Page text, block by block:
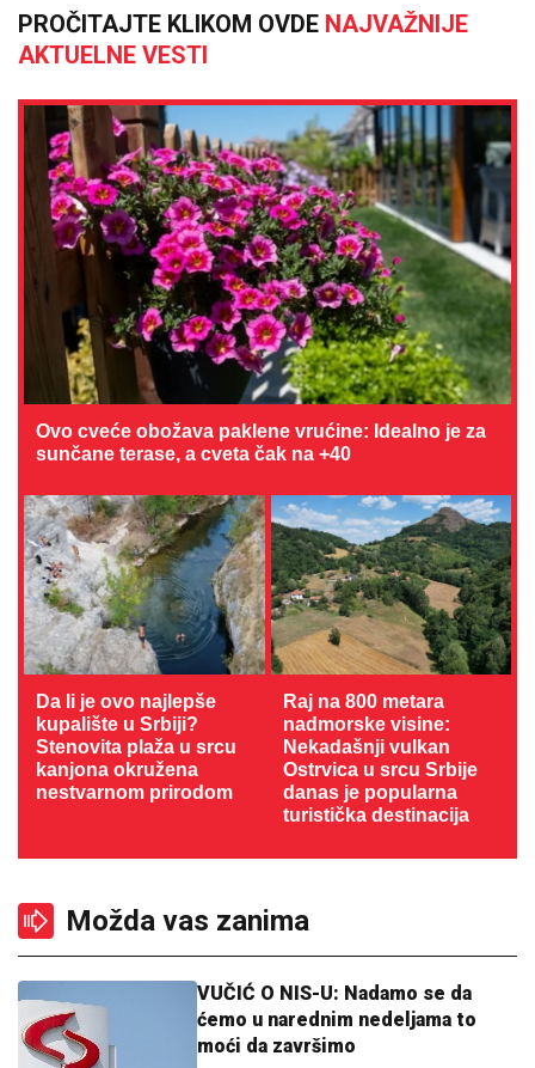
PROČITAJTE KLIKOM OVDE NAJVAŽNIJE
AKTUELNE VESTI
Ovo cveće obožava paklene vrućine: Idealno je za
sunčane terase, a cveta čak na +40
Da li je ovo najlepše
kupalište u Srbiji?
Stenovita plaža u srcu
kanjona okružena
nestvarnom prirodom
Raj na 800 metara
nadmorske visine:
Nekadašnji vulkan
Ostrvica u srcu Srbije
danas je popularna
turistička destinacija
Možda vas zanima
VUČIĆ O NIS-U: Nadamo se da
ćemo u narednim nedeljama to
moći da završimo